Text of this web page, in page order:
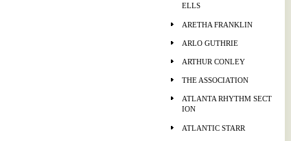
ELLS
ARETHA FRANKLIN
ARLO GUTHRIE
ARTHUR CONLEY
THE ASSOCIATION
ATLANTA RHYTHM SECT
ION
ATLANTIC STARR